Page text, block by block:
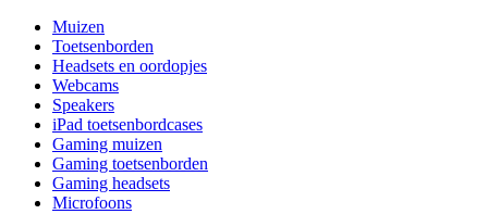
Muizen
Toetsenborden
Headsets en oordopjes
Webcams
Speakers
iPad toetsenbordcases
Gaming muizen
Gaming toetsenborden
Gaming headsets
Microfoons